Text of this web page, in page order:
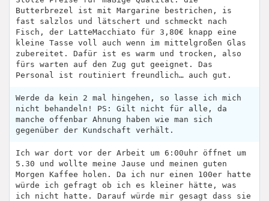
Butterbrezel ist mit Margarine bestrichen, is
fast salzlos und lätschert und schmeckt nach
Fisch, der LatteMacchiato für 3,80€ knapp eine
kleine Tasse voll auch wenn im mittelgroßen Glas
zubereitet. Dafür ist es warm und trocken, also
fürs warten auf den Zug gut geeignet. Das
Personal ist routiniert freundlich… auch gut.
Werde da kein 2 mal hingehen, so lasse ich mich
nicht behandeln! PS: Gilt nicht für alle, da
manche offenbar Ahnung haben wie man sich
gegenüber der Kundschaft verhält.
Ich war dort vor der Arbeit um 6:00uhr öffnet um
5.30 und wollte meine Jause und meinen guten
Morgen Kaffee holen. Da ich nur einen 100er hatte
würde ich gefragt ob ich es kleiner hätte, was
ich nicht hatte. Darauf würde mir gesagt dass sie